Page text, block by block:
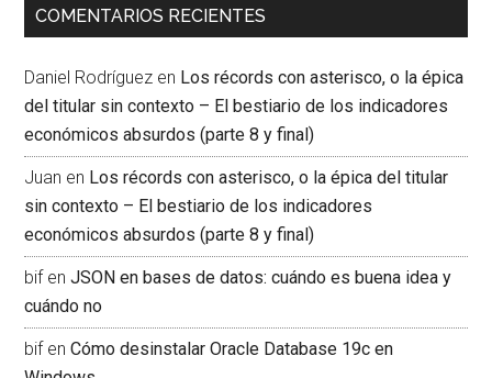
COMENTARIOS RECIENTES
Daniel Rodríguez en Los récords con asterisco, o la épica
del titular sin contexto – El bestiario de los indicadores
económicos absurdos (parte 8 y final)
Juan en Los récords con asterisco, o la épica del titular
sin contexto – El bestiario de los indicadores
económicos absurdos (parte 8 y final)
bifenJSON en bases de datos: cuándo es buena idea y
cuándo no
bifenCómo desinstalar Oracle Database 19c en